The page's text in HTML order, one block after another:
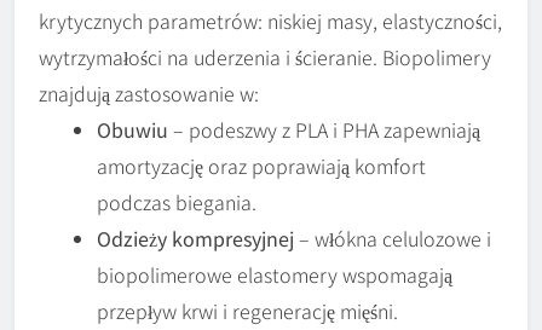
krytycznych parametrów: niskiej masy, elastyczności,
wytrzymałości na uderzenia i ścieranie. Biopolimery
znajdują zastosowanie w:
Obuwiu – podeszwy z PLA i PHA zapewniają
amortyzację oraz poprawiają komfort
podczas biegania.
Odzieży kompresyjnej – włókna celulozowe i
biopolimerowe elastomery wspomagają
przepływ krwi i regenerację mięśni.